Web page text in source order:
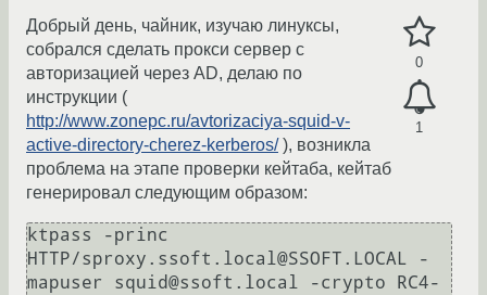
0
1
Добрый день, чайник, изучаю линуксы,
собрался сделать прокси сервер с
авторизацией через AD, делаю по
инструкции (
http://www.zonepc.ru/avtorizaciya-squid-v-
active-directory-cherez-kerberos/), возникла
проблема на этапе проверки кейтаба, кейтаб
генерировал следующим образом:
ktpass -princ
HTTP/sproxy.ssoft.local@SSOFT.LOCAL -
mapuser squid@ssoft.local -crypto RC4-